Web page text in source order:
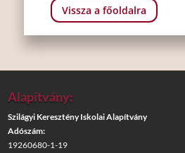
Vissza a főoldalra
Alapítvány:
Szilágyi Keresztény Iskolai Alapítvány
Adószám:
19260680-1-19